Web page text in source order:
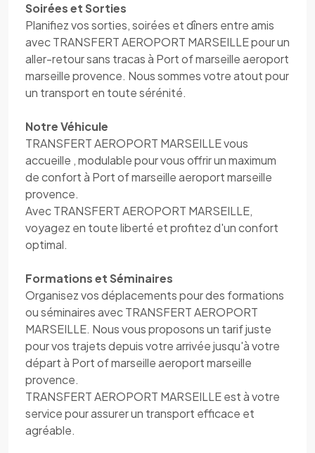
Soirées et Sorties
Planifiez vos sorties, soirées et dîners entre amis
avec TRANSFERT AEROPORT MARSEILLE pour un
aller-retour sans tracas à Port of marseille aeroport
marseille provence. Nous sommes votre atout pour
un transport en toute sérénité.
Notre Véhicule
TRANSFERT AEROPORT MARSEILLE vous
accueille , modulable pour vous offrir un maximum
de confort à Port of marseille aeroport marseille
provence.
Avec TRANSFERT AEROPORT MARSEILLE,
voyagez en toute liberté et profitez d'un confort
optimal.
Formations et Séminaires
Organisez vos déplacements pour des formations
ou séminaires avec TRANSFERT AEROPORT
MARSEILLE. Nous vous proposons un tarif juste
pour vos trajets depuis votre arrivée jusqu'à votre
départ à Port of marseille aeroport marseille
provence.
TRANSFERT AEROPORT MARSEILLE est à votre
service pour assurer un transport efficace et
agréable.